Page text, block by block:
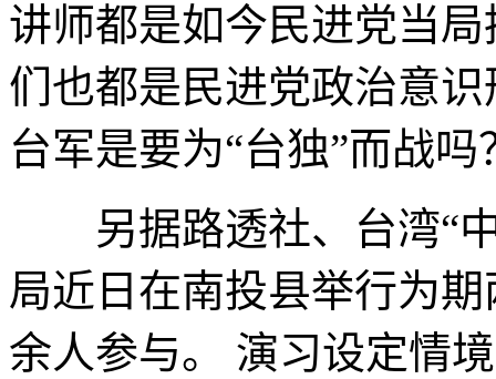
讲师都是如今民进党当
们也都是民进党政治意
台军是要为“台独”而战吗
另据路透社、台湾“中
局近日在南投县举行为
余人参与。 演习设定情